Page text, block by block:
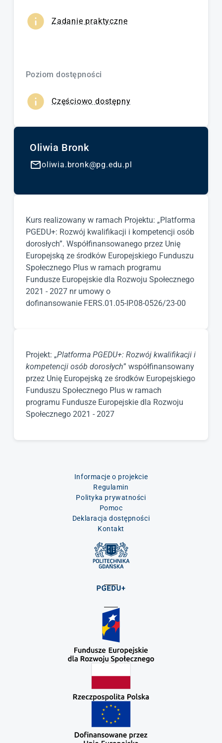
Zadanie praktyczne
Poziom dostępności
Częściowo dostępny
Oliwia Bronk
oliwia.bronk@pg.edu.pl
Kurs realizowany w ramach Projektu: „Platforma
PGEDU+: Rozwój kwalifikacji i kompetencji osób
dorosłych”. Współfinansowanego przez Unię
Europejską ze środków Europejskiego Funduszu
Społecznego Plus w ramach programu
Fundusze Europejskie dla Rozwoju Społecznego
2021 - 2027 nr umowy o
dofinansowanie FERS.01.05-IP.08-0526/23-00
Projekt: „Platforma PGEDU+: Rozwój kwalifikacji i
kompetencji osób dorosłych” współfinansowany
przez Unię Europejską ze środków Europejskiego
Funduszu Społecznego Plus w ramach
programu Fundusze Europejskie dla Rozwoju
Społecznego 2021 - 2027
Informacje o projekcie
Regulamin
Polityka prywatności
Pomoc
Deklaracja dostępności
Kontakt